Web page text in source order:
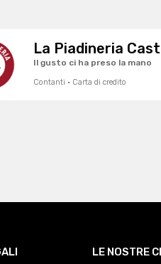
Il gusto ci ha preso la mano
Contanti · Carta di credito
LE NOSTRE